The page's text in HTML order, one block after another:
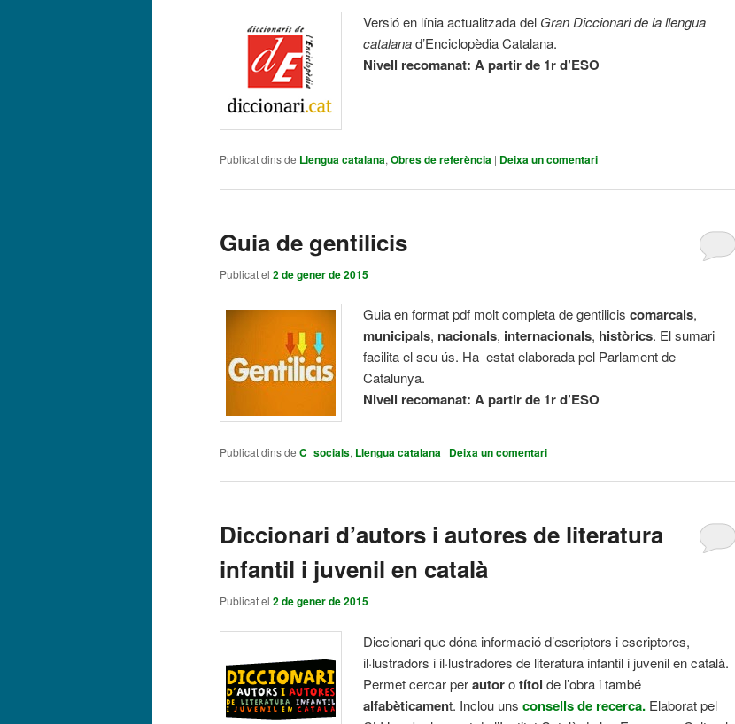
Versió en línia actualitzada del Gran Diccionari de la llengua
catalanad’Enciclopèdia Catalana.
Nivell recomanat:A partir de 1r d’ESO
Publicat dins de Llengua catalana, Obres de referència | Deixa un comentari
Guia de gentilicis
Publicat el 2 de gener de 2015
Guia en format pdf molt completa de gentiliciscomarcals,
municipals, nacionals, internacionals, històrics. El sumari
facilita el seu ús. Ha estat elaborada pel Parlament de
Catalunya.
Nivell recomanat:A partir de 1r d’ESO
Publicat dins de C_socials, Llengua catalana | Deixa un comentari
Diccionari d’autors i autores de literatura
infantil i juvenil en català
Publicat el 2 de gener de 2015
Diccionari que dóna informació d’escriptors i escriptores,
il·lustradors i il·lustradores de literatura infantil i juvenil en català.
Permet cercar perautorotítol de l’obra i també
alfabèticament. Inclou unsconsells de recerca. Elaborat pel